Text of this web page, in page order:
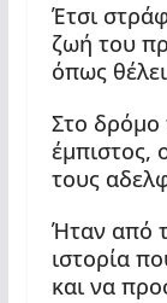
Έτσι
ζωή του
όπως
Στο δρόμο
έμπιστος,
τους
Ήταν από
ιστορία
και να